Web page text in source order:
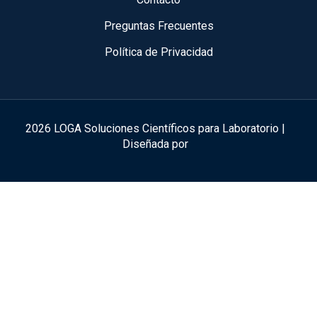
Preguntas Frecuentes
Política de Privacidad
2026 LOGA Soluciones Científicos para Laboratorio |
Diseñada por